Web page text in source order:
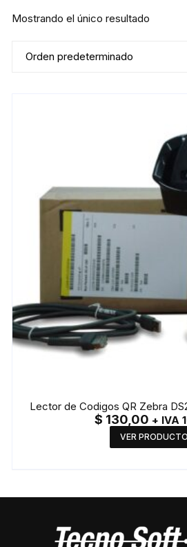
Mostrando el único resultado
Lector de Codigos QR Zebra
$ 130,00 + IVA
VER PRODUCTO